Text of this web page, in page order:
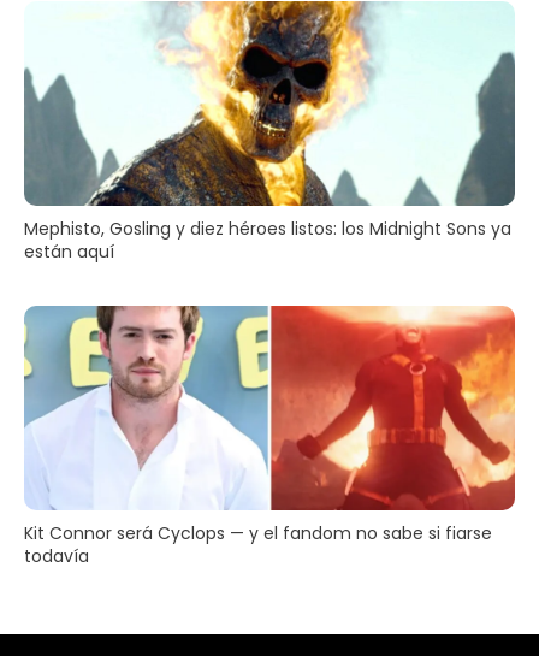
Mephisto, Gosling y diez héroes listos: los Midnight Sons ya
están aquí
Kit Connor será Cyclops — y el fandom no sabe si fiarse
todavía